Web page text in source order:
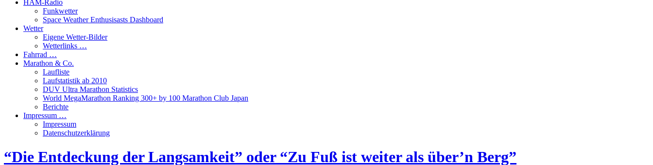
HAM-Radio
Funkwetter
Space Weather Enthusisasts Dashboard
Wetter
Eigene Wetter-Bilder
Wetterlinks …
Fahrrad …
Marathon & Co.
Laufliste
Laufstatistik ab 2010
DUV Ultra Marathon Statistics
World MegaMarathon Ranking 300+ by 100 Marathon Club Japan
Berichte
Impressum …
Impressum
Datenschutzerklärung
“Die Entdeckung der Langsamkeit” oder “Zu Fuß ist weiter als über’n Berg”